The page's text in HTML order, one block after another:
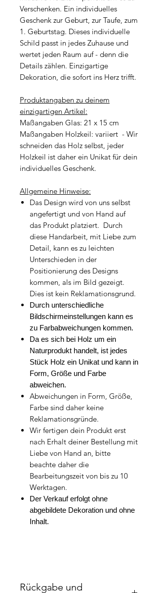
Verschenken. Ein individuelles
Geschenk zur Geburt, zur Taufe, zum
1. Geburtstag. Dieses individuelle
Schild passt in jedes Zuhause und
wertet jeden Raum auf - denn die
Details zählen. Einzigartige
Dekoration, die sofort ins Herz trifft.
Produktangaben zu deinem
einzigartigen Artikel:
Maßangaben Glas: 21 x 15 cm
Maßangaben Holzkeil: variiert - Wir
schneiden das Holz selbst, jeder
Holzkeil ist daher ein Unikat für dein
individuelles Geschenk.
Allgemeine Hinweise:
Das Design wird von uns selbst
angefertigt und von Hand auf
das Produkt platziert. Durch
diese Handarbeit, mit Liebe zum
Detail, kann es zu leichten
Unterschieden in der
Positionierung des Designs
kommen, als im Bild gezeigt.
Dies ist kein Reklamationsgrund.
Durch unterschiedliche
Bildschirmeinstellungen kann es
zu Farbabweichungen kommen.
Da es sich bei Holz um ein
Naturprodukt handelt, ist jedes
Stück Holz ein Unikat und kann in
Form, Größe und Farbe
abweichen.
Abweichungen in Form, Größe,
Farbe sind daher keine
Reklamationsgründe.
Wir fertigen dein Produkt erst
nach Erhalt deiner Bestellung mit
Liebe von Hand an, bitte
beachte daher die
Bearbeitungszeit von bis zu 10
Werktagen.
Der Verkauf erfolgt ohne
abgebildete Dekoration und ohne
Inhalt.
Rückgabe und